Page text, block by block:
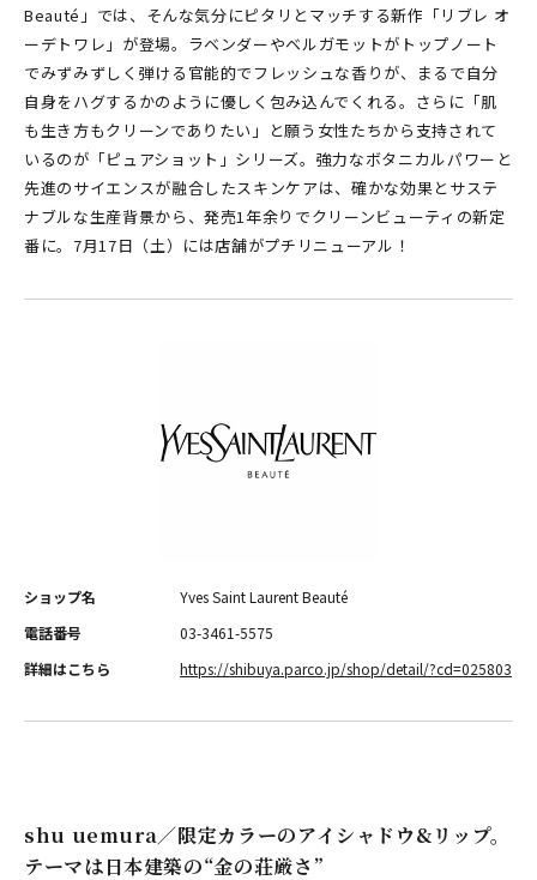
Beauté」では、そんな気分にピタリとマッチする新作「リブレ オ
ーデトワレ」が登場。ラベンダーやベルガモットがトップノート
でみずみずしく弾ける官能的でフレッシュな香りが、まるで自分
自身をハグするかのように優しく包み込んでくれる。さらに「肌
も生き方もクリーンでありたい」と願う女性たちから支持されて
いるのが「ピュアショット」シリーズ。強力なボタニカルパワーと
先進のサイエンスが融合したスキンケアは、確かな効果とサステ
ナブルな生産背景から、発売1年余りでクリーンビューティの新定
番に。7月17日（土）には店舗がプチリニューアル！
ショップ名
Yves Saint Laurent Beauté
電話番号
03-3461-5575
詳細はこちら
https://shibuya.parco.jp/shop/detail/?cd=025803
shu uemura／限定カラーのアイシャドウ&リップ。
テーマは日本建築の“金の荘厳さ”